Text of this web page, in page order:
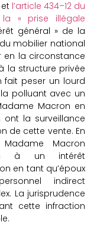
l’article 434–12 du
« prise illégale
général » de la
mobilier national
en la circonstance
la structure privée
fait peser un lourd
polluant avec un
Macron en
la surveillance
de cette vente. En
Macron
à un intérêt
en tant qu’époux
indirect
La jurisprudence
cette infraction